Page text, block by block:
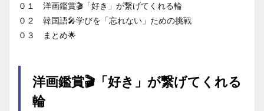
０１ 洋画鑑賞🎬「好き」が繋げてくれる輪
０２ 韓国語🎤学びを「忘れない」ための挑戦
０３ まとめ🌟
洋画鑑賞🎬「好き」が繋げてくれる
輪